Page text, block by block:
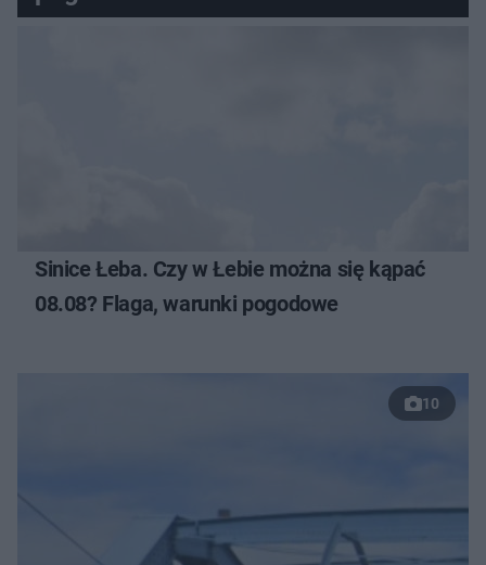
Sinice Łeba. Czy w Łebie można się kąpać
08.08? Flaga, warunki pogodowe
10